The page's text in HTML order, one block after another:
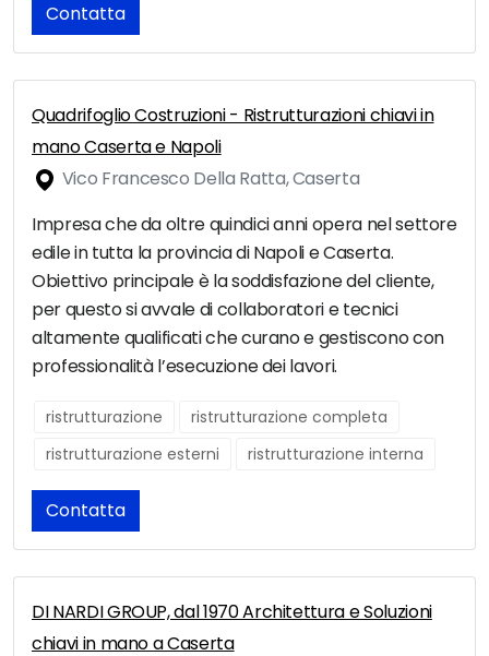
Contatta
Quadrifoglio Costruzioni - Ristrutturazioni chiavi in
mano Caserta e Napoli
Vico Francesco Della Ratta, Caserta
Impresa che da oltre quindici anni opera nel settore
edile in tutta la provincia di Napoli e Caserta.
Obiettivo principale è la soddisfazione del cliente,
per questo si avvale di collaboratori e tecnici
altamente qualificati che curano e gestiscono con
professionalità l’esecuzione dei lavori.
ristrutturazione
ristrutturazione completa
ristrutturazione esterni
ristrutturazione interna
Contatta
DI NARDI GROUP, dal 1970 Architettura e Soluzioni
chiavi in mano a Caserta